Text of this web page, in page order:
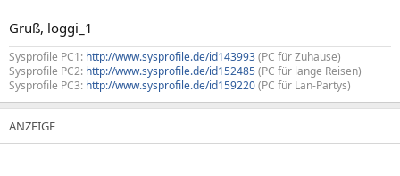
Gruß, loggi_1
Sysprofile PC1: http://www.sysprofile.de/id143993(PC für Zuhause)
Sysprofile PC2: http://www.sysprofile.de/id152485(PC für lange Reisen)
Sysprofile PC3: http://www.sysprofile.de/id159220(PC für Lan-Partys)